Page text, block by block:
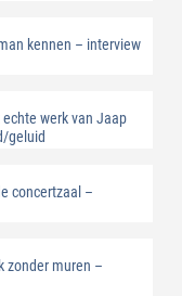
kennen – interview
werk van Jaap
geluid
concertzaal –
zonder muren –